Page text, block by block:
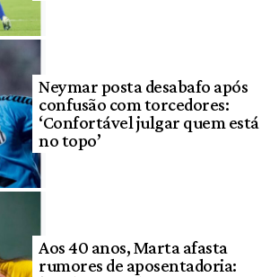
Neymar posta desabafo após
confusão com torcedores:
‘Confortável julgar quem está
no topo’
Aos 40 anos, Marta afasta
rumores de aposentadoria: